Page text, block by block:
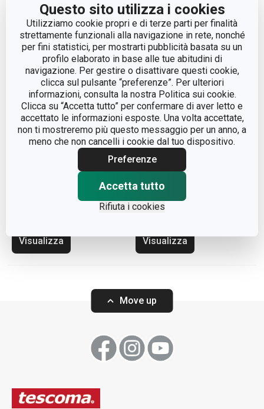
Questo sito utilizza i cookies
Utilizziamo cookie propri e di terze parti per finalità
strettamente funzionali alla navigazione in rete, nonché
per fini statistici, per mostrarti pubblicità basata su un
profilo elaborato in base alle tue abitudini di
navigazione. Per gestire o disattivare questi cookie,
clicca sul pulsante “preferenze”. Per ulteriori
informazioni, consulta la nostra Politica sui cookie.
Clicca su “Accetta tutto” per confermare di aver letto e
accettato le informazioni esposte. Una volta accettate,
non ti mostreremo più questo messaggio per un anno, a
meno che non cancelli i cookie dal tuo dispositivo.
Preferenze
Accetta tutto
Rifiuta i cookies
Stampo per pane in
cassetta DELLA CASA
Visualizza
Stampo per caramelle
gommose DELLA CASA,
2 pz
Visualizza
Move up